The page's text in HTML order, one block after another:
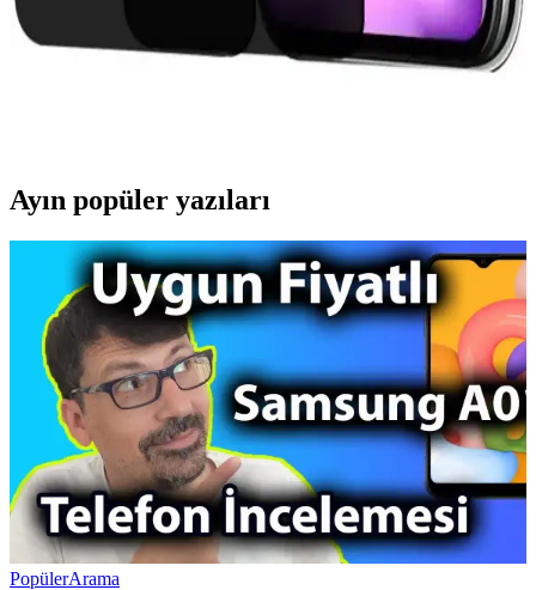
iPhone 11 için En İyi Gizlilik Ekran Koruyucu
Seçenekleri ve Özellikleri
Ayın popüler yazıları
PopülerArama